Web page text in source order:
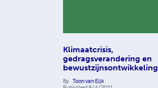
Klimaatcrisis,
gedragsverandering en
bewustzijnsontwikkeling
By Toon van Eijk